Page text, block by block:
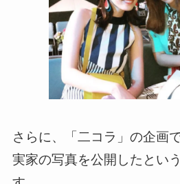
さらに、「二コラ」の企画
実家の写真を公開したとい